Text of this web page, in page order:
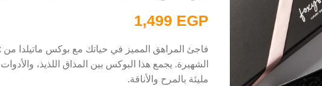
1,499 EGP
الشهيرة. يجمع هذا البوكس بين المذاق اللذيذ،
مليئة بالمرح والأناقة.